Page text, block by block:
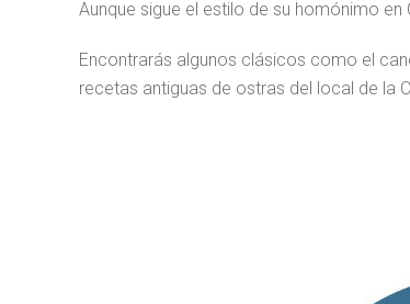
Aunque sigue el estilo de su homónimo
Encontrarás algunos clásicos como el
recetas antiguas de ostras del local de la